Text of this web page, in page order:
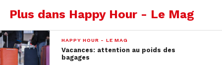
Plus dans Happy Hour - Le Mag
HAPPY HOUR - LE MAG
Vacances: attention au poids des
bagages